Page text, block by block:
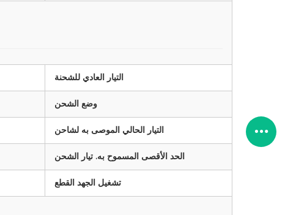
التيار العادي للشحنة
وضع الشحن
التيار الحالي الموصى به لشاحن
الحد الأقصى المسموح به. تيار الشحن
تشغيل الجهد القطع